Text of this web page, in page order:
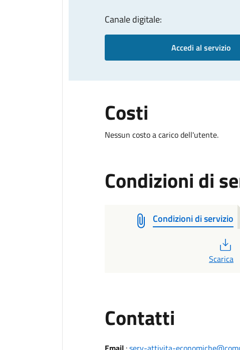
Canale digitale:
Accedi al servizio
Costi
Nessun costo a carico dell'utente.
Condizioni di
Condizioni di servizio
Scarica
Contatti